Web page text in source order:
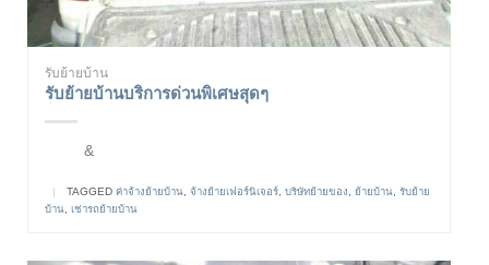
รับย้ายบ้าน
รับย้ายบ้านบริการด่วนพิเศษสุดๆ
&
TAGGED ค่าจ้างย้ายบ้าน, จ้างย้ายเฟอร์นิเจอร์, บริษัทย้ายของ, ย้ายบ้าน, รับย้าย
บ้าน, เช่ารถย้ายบ้าน